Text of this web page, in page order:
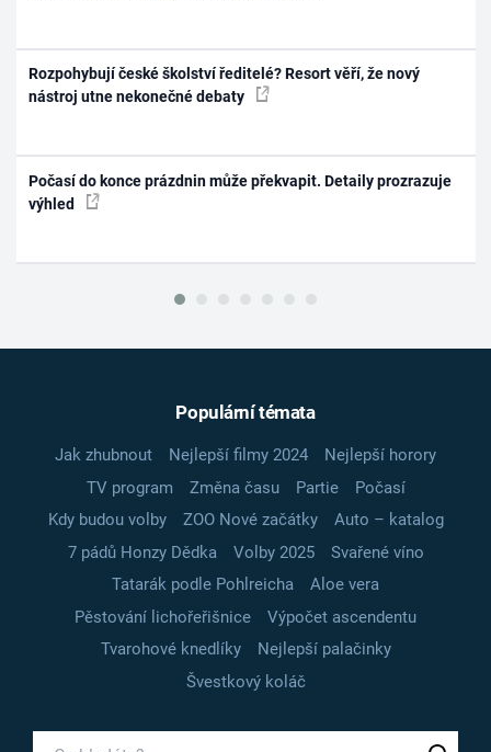
Rozpohybují české školství ředitelé? Resort věří, že nový
nástroj utne nekonečné debaty
Počasí do konce prázdnin může překvapit. Detaily prozrazuje
výhled
Populární témata
Jak zhubnout Nejlepší filmy 2024
Nejlepší horory
TV program
Změna času Partie
Počasí
Kdy budou volby
ZOO Nové začátky
Auto – katalog
7 pádů Honzy Dědka
Volby 2025
Svařené víno
Tatarák podle Pohlreicha
Aloe vera
Pěstování lichořeřišnice
Výpočet ascendentu
Tvarohové knedlíky
Nejlepší palačinky
Švestkový koláč